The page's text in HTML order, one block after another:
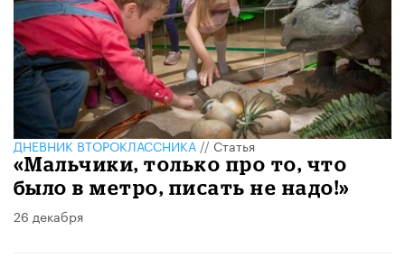
ДНЕВНИК ВТОРОКЛАССНИКА//Статья
«Мальчики, только про то, что
было в метро, писать не надо!»
26 декабря